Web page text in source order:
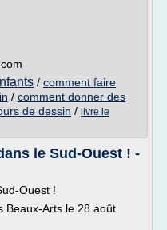
/ comment faire
/ comment donner des
de dessin / livre le
le Sud-Ouest ! -
Ouest !
Beaux-Arts le 28 août